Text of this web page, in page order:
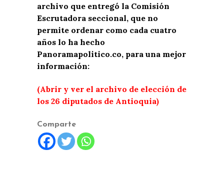
archivo que entregó la Comisión
Escrutadora seccional, que no
permite ordenar como cada cuatro
años lo ha hecho
Panoramapolitico.co, para una mejor
información:
(Abrir y ver el archivo de elección de
los 26 diputados de Antioquia)
Comparte